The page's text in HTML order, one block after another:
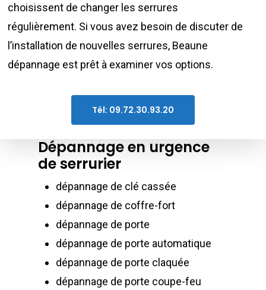
choisissent de changer les serrures
régulièrement. Si vous avez besoin de discuter de
l’installation de nouvelles serrures, Beaune
dépannage est prêt à examiner vos options.
Tél: 09.72.30.93.20
Dépannage en urgence
de serrurier
dépannage de clé cassée
dépannage de coffre-fort
dépannage de porte
dépannage de porte automatique
dépannage de porte claquée
dépannage de porte coupe-feu